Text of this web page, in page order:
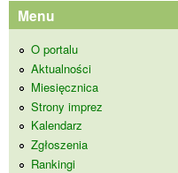
Menu
O portalu
Aktualności
Miesięcznica
Strony imprez
Kalendarz
Zgłoszenia
Rankingi